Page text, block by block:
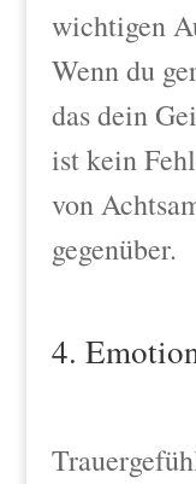
wichtigen
Wenn du
das dein
ist kein
von
gegenüber.
4.